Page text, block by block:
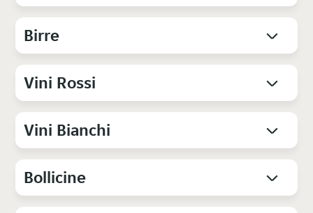
Birre
Vini Rossi
Vini Bianchi
Bollicine